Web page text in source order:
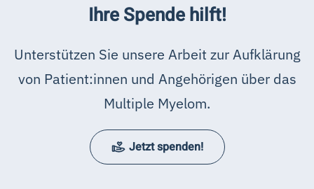
Ihre Spende hilft!
Unterstützen Sie unsere Arbeit zur Aufklärung
von Patient:innen und Angehörigen über das
Multiple Myelom.
Jetzt spenden!